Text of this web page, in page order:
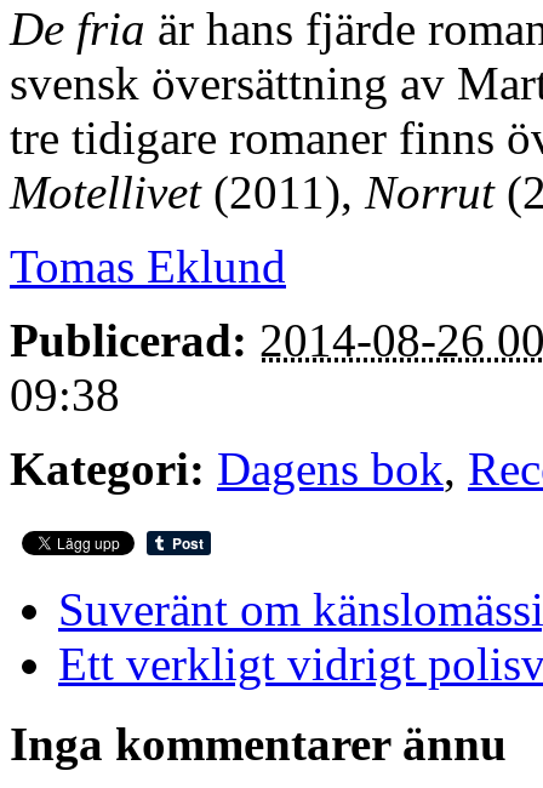
De fria är hans fjärde
svensk översättning av
tre tidigare romaner finns
Motellivet(2011), Norrut
Tomas Eklund
Publicerad: 2014-08-26
09:38
Kategori: Dagens bok,
Suveränt om
Ett verkligt vidrigt
Inga kommentarer ännu